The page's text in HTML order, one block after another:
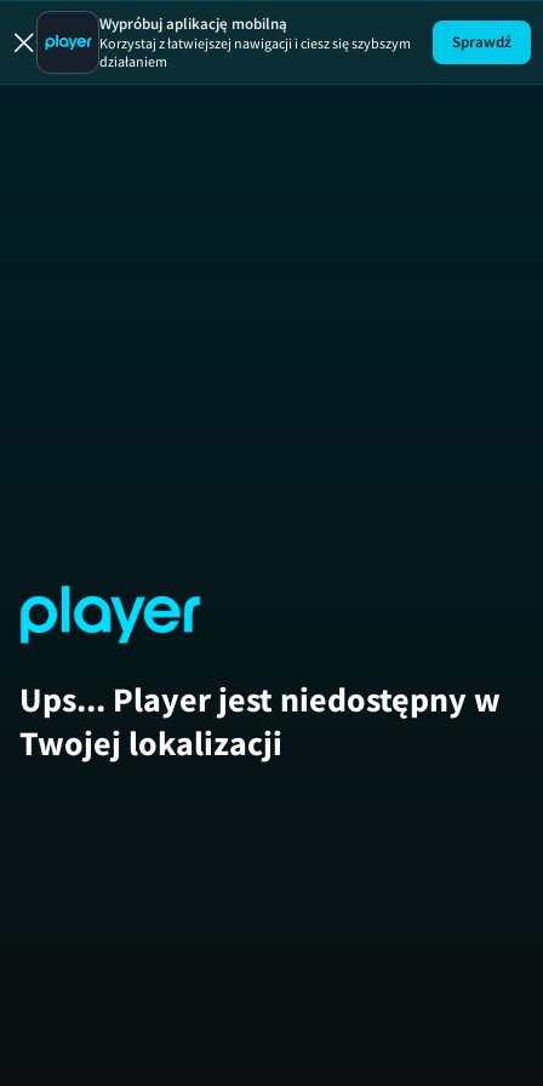
Julia ODCINEK 33
JULIA
Wypróbuj aplikację mobilną
Korzystaj z łatwiejszej nawigacji i ciesz się szybszym
działaniem
Sprawdź
Ups... Player jest niedostępny w
Twojej lokalizacji